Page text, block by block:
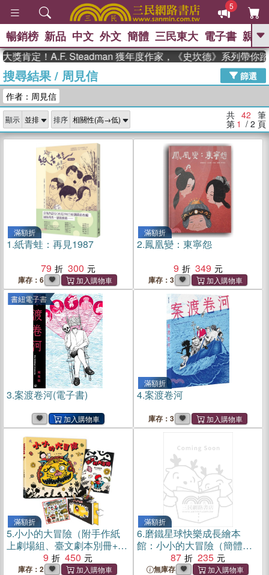
5
GO
The Odyssey 、
父親節 、 如果歷史是一群喵 、 暑期
念華 、 台灣的李登輝時代 、 數學女
孩：黎曼猜想
偉大的迷走神經
暢銷榜 新品 中文 外文 簡體 三民東大 電子書 親子
！A.F. Steadman 獲年度作家，《史坎德》系列帶你踏上熱血
搜尋結果/ 周見信
篩選
作者：周見信
顯示 排序 共 42 筆
第 1 / 2 頁
滿額折
1.紙青蛙：再見1987
79
300
庫存：6
滿額折
2.鳳凰變：東寧怨
9
349
庫存：3
書紐電子書
3.案渡卷河(電子書)
滿額折
4.案渡卷河
庫存：3
滿額折
5.小小的大冒險（附手作紙
上劇場組、臺文劇本別冊+臺
文劇本有聲書）
9 450
庫存：2
滿額折
6.磨鐵星球快樂成長繪本
館：小小的大冒險（簡體
87 235
無庫存